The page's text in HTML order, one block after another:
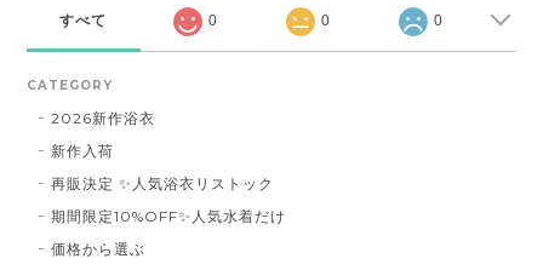
すべて 0 0 0
CATEGORY
2026新作浴衣
新作入荷
再販決定 ✨人気浴衣リストック
期間限定10%OFF✨人気水着だけ
価格から選ぶ